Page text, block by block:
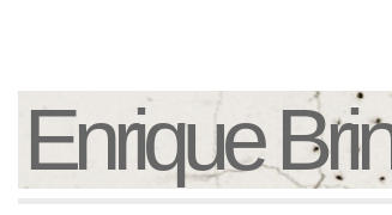
Enrique